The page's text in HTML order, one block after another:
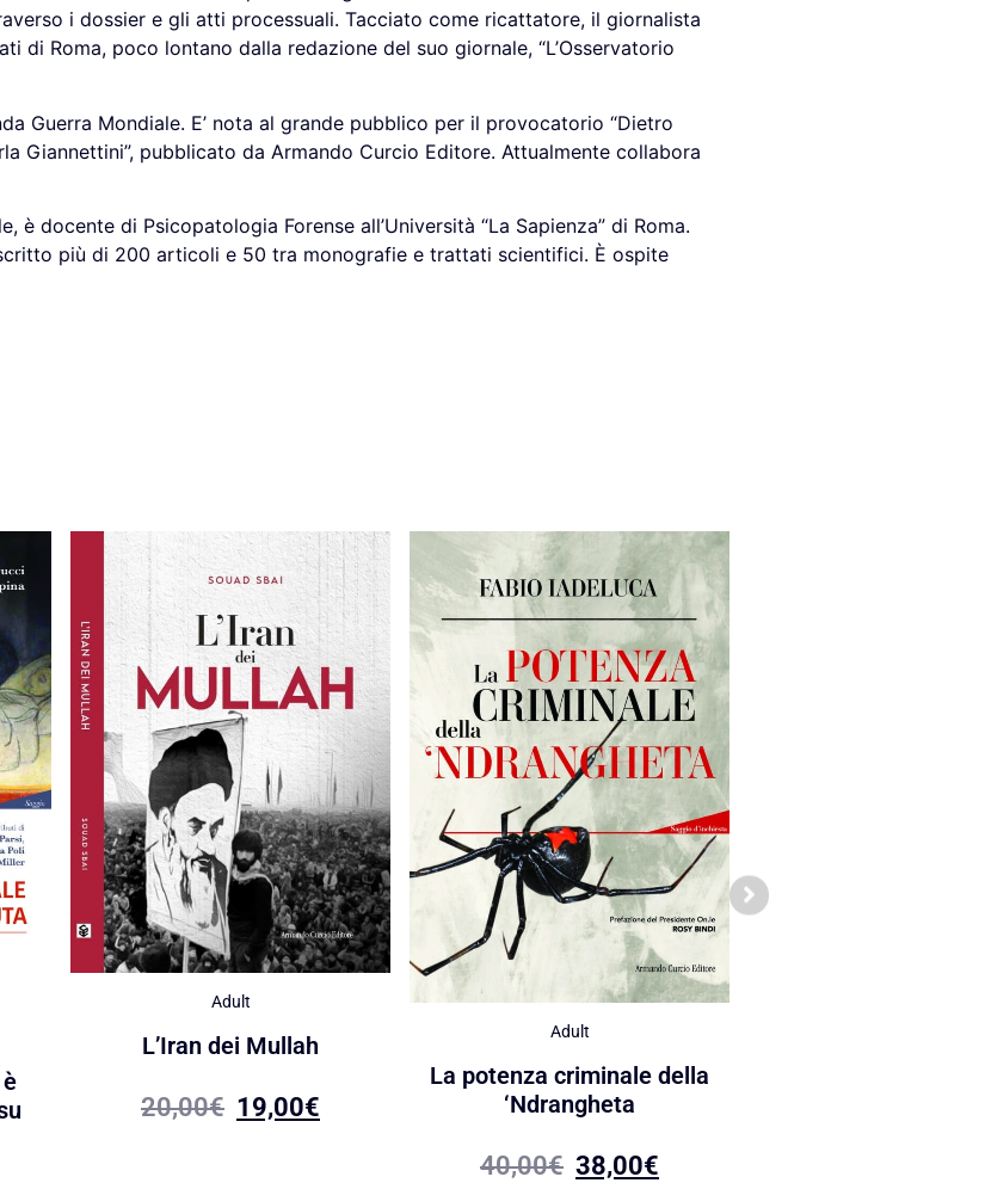
i dossier e gli atti processuali. Tacciato come ricattatore, il giornalista
di Roma, poco lontano dalla redazione del suo giornale, “L’Osservatorio
Guerra Mondiale. E’ nota al grande pubblico per il provocatorio “Dietro
Giannettini”, pubblicato da Armando Curcio Editore. Attualmente collabora
docente di Psicopatologia Forense all’Università “La Sapienza” di Roma.
più di 200 articoli e 50 tra monografie e trattati scientifici. È ospite
Adult
L’Iran dei Mullah
20,00€ 19,00€
Adult
La potenza criminale della
‘Ndrangheta
40,00€ 38,00€